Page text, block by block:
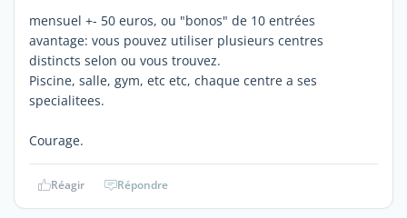
mensuel +- 50 euros, ou "bonos" de 10 entrées
avantage: vous pouvez utiliser plusieurs centres
distincts selon ou vous trouvez.
Piscine, salle, gym, etc etc, chaque centre a ses
specialitees.
Courage.
Réagir Répondre